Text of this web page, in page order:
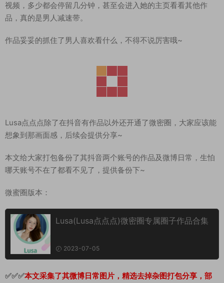
视频，多少都会停留几分钟，甚至会进入她的主页看看其他作
品，真的是男人减速带。
作品妥妥的抓住了男人喜欢看什么，不得不说厉害哦~
Lusa点点点除了在抖音有作品以外还开通了微密圈，大家应该能
想象到那画面感，后续会提供分享~
本文给大家打包备份了其抖音两个账号的作品及微博日常，生怕
哪天账号不在了都看不见了，提供备份下~
微蜜圈版本：
Lusa(Lusa点点点)微密圈专属圈子作品合集
2023-07-05
✅✅✅本文采集了其微博日常图片，精选去掉杂图打包分享，部